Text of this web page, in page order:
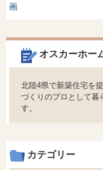
画
オスカーホー
北陸4県で新築住宅を
づくりのプロとして暮
す。
カテゴリー